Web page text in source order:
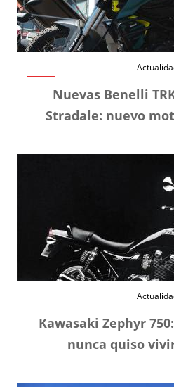
Nuevas Benelli
Stradale: nuevo
Kawasaki Zephyr
nunca quiso